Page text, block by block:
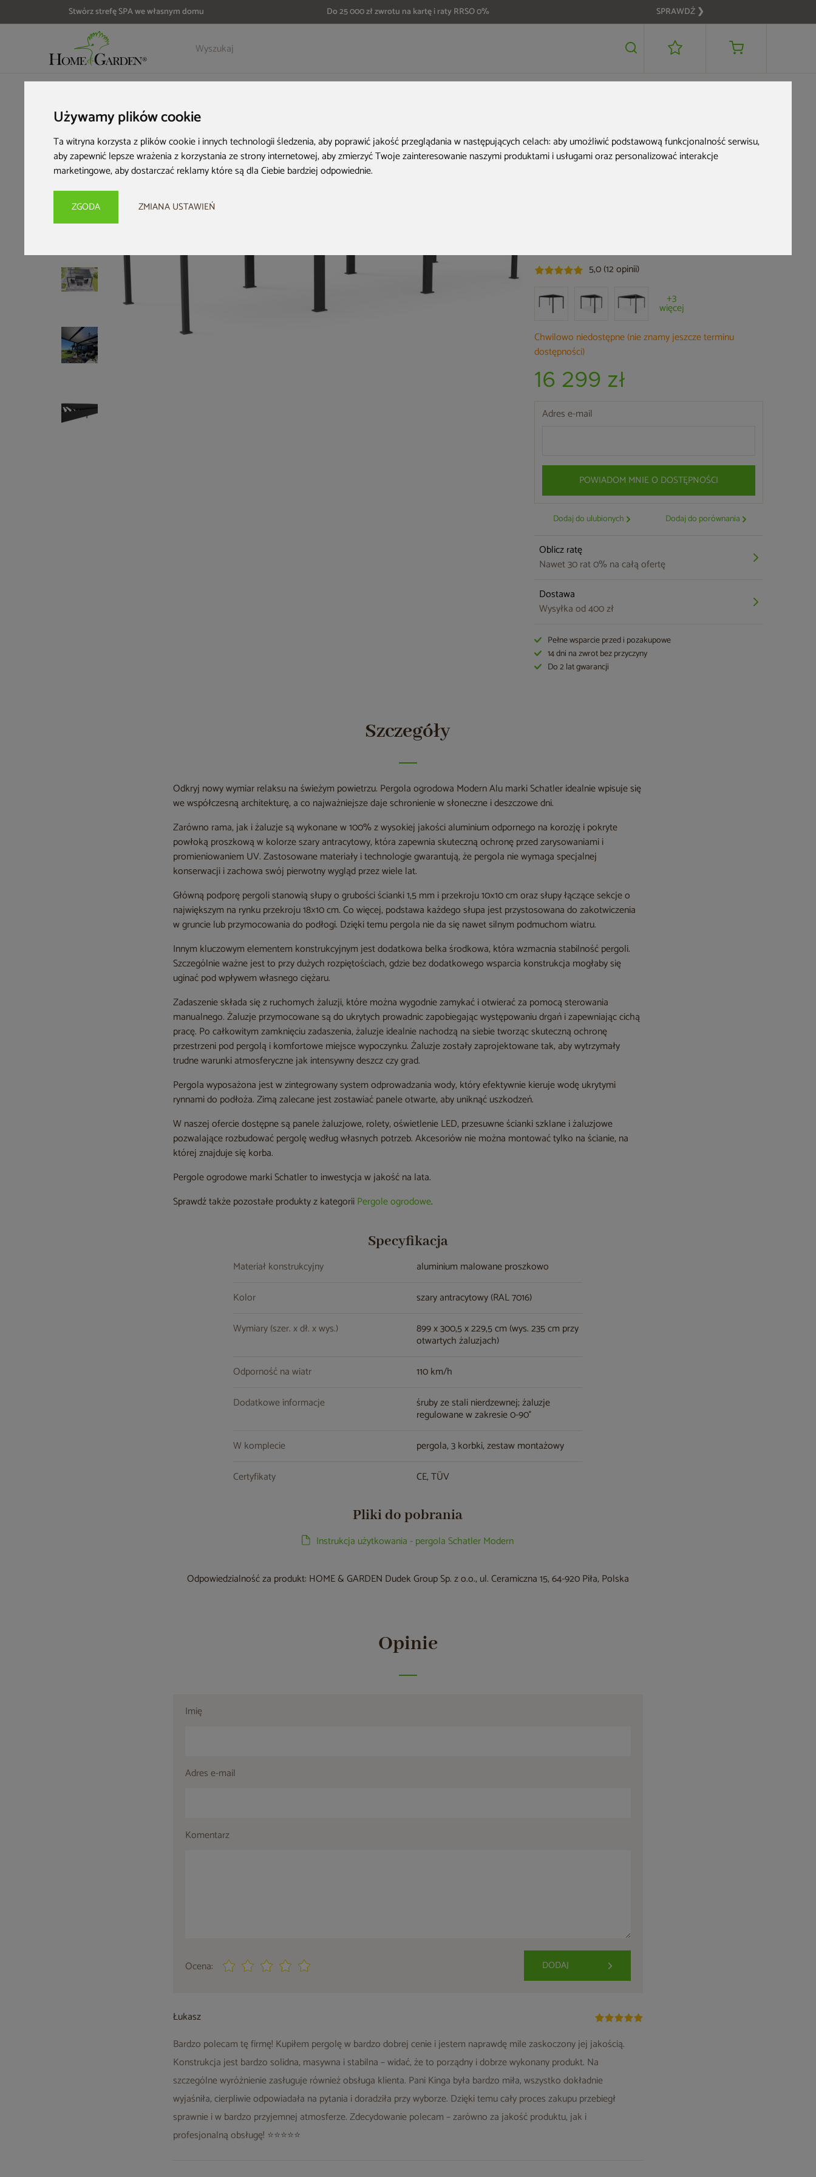
Używamy plików cookie
Ta witryna korzysta z plików cookie i innych technologii śledzenia, aby poprawić jakość przeglądania w następujących celach:aby umożliwić podstawową funkcjonalność serwisu,
aby zapewnić lepsze wrażenia z korzystania ze strony internetowej,aby zmierzyć Twoje zainteresowanie naszymi produktami i usługami oraz personalizować interakcje
marketingowe,aby dostarczać reklamy które są dla Ciebie bardziej odpowiednie.
ZGODA ZMIANA USTAWIEŃ
Stwórz strefę SPA we własnym domu Do 25 000 zł zwrotu na kartę i raty RRSO 0% SPRAWDŹ ❯
Szczegóły Opinie Akcesoria 16 299 zł POWIADOM MNIE
Pergola ogrodowa
5,0 (12 opinii)
+3
więcej
Chwilowo niedostępne (nie znamy jeszcze terminu
dostępności)
16 299 zł
Adres e-mail
POWIADOM MNIE O DOSTĘPNOŚCI
Dodaj do ulubionych Dodaj do porównania
Oblicz ratę
Nawet 30 rat 0% na całą ofertę
Dostawa
Wysyłka od 400 zł
Pełne wsparcie przed i pozakupowe
14 dni na zwrot bez przyczyny
Do 2 lat gwarancji
Szczegóły
Odkryj nowy wymiar relaksu na świeżym powietrzu. Pergola ogrodowa Modern Alu marki Schatler idealnie wpisuje się
we współczesną architekturę, a co najważniejsze daje schronienie w słoneczne i deszczowe dni.
Zarówno rama, jak i żaluzje są wykonane w 100% z wysokiej jakości aluminium odpornego na korozję i pokryte
powłoką proszkową w kolorze szary antracytowy, która zapewnia skuteczną ochronę przed zarysowaniami i
promieniowaniem UV. Zastosowane materiały i technologie gwarantują, że pergola nie wymaga specjalnej
konserwacji i zachowa swój pierwotny wygląd przez wiele lat.
Główną podporę pergoli stanowią słupy o grubości ścianki 1,5 mm i przekroju 10×10 cm oraz słupy łączące sekcje o
największym na rynku przekroju 18×10 cm. Co więcej, podstawa każdego słupa jest przystosowana do zakotwiczenia
w gruncie lub przymocowania do podłogi. Dzięki temu pergola nie da się nawet silnym podmuchom wiatru.
Innym kluczowym elementem konstrukcyjnym jest dodatkowa belka środkowa, która wzmacnia stabilność pergoli.
Szczególnie ważne jest to przy dużych rozpiętościach, gdzie bez dodatkowego wsparcia konstrukcja mogłaby się
uginać pod wpływem własnego ciężaru.
Zadaszenie składa się z ruchomych żaluzji, które można wygodnie zamykać i otwierać za pomocą sterowania
manualnego. Żaluzje przymocowane są do ukrytych prowadnic zapobiegając występowaniu drgań i zapewniając cichą
pracę. Po całkowitym zamknięciu zadaszenia, żaluzje idealnie nachodzą na siebie tworząc skuteczną ochronę
przestrzeni pod pergolą i komfortowe miejsce wypoczynku. Żaluzje zostały zaprojektowane tak, aby wytrzymały
trudne warunki atmosferyczne jak intensywny deszcz czy grad.
Pergola wyposażona jest w zintegrowany system odprowadzania wody, który efektywnie kieruje wodę ukrytymi
rynnami do podłoża. Zimą zalecane jest zostawiać panele otwarte, aby uniknąć uszkodzeń.
W naszej ofercie dostępne są panele żaluzjowe, rolety, oświetlenie LED, przesuwne ścianki szklane i żaluzjowe
pozwalające rozbudować pergolę według własnych potrzeb. Akcesoriów nie można montować tylko na ścianie, na
której znajduje się korba.
Pergole ogrodowe marki Schatler to inwestycja w jakość na lata.
Sprawdź także pozostałe produkty z kategoriiPergole ogrodowe.
Specyfikacja
Materiał konstrukcyjny
aluminium malowane proszkowo
Kolor
szary antracytowy (RAL 7016)
Wymiary (szer. x dł. x wys.)
899 x 300,5 x 229,5 cm (wys. 235 cm przy
otwartych żaluzjach)
Odporność na wiatr
110 km/h
Dodatkowe informacje
śruby ze stali nierdzewnej; żaluzje
regulowane w zakresie 0-90°
W komplecie
pergola, 3 korbki, zestaw montażowy
Certyfikaty
CE, TÜV
Pliki do pobrania
Instrukcja użytkowania - pergola Schatler Modern
Odpowiedzialność za produkt: HOME & GARDEN Dudek Group Sp. z o.o., ul. Ceramiczna 15, 64-920 Piła, Polska
Opinie
Imię
Adres e-mail
Komentarz
Ocena: DODAJ
Łukasz
Bardzo polecam tę firmę! Kupiłem pergolę w bardzo dobrej cenie i jestem naprawdę mile zaskoczony jej jakością.
Konstrukcja jest bardzo solidna, masywna i stabilna – widać, że to porządny i dobrze wykonany produkt. Na
szczególne wyróżnienie zasługuje również obsługa klienta. Pani Kinga była bardzo miła, wszystko dokładnie
wyjaśniła, cierpliwie odpowiadała na pytania i doradziła przy wyborze. Dzięki temu cały proces zakupu przebiegł
sprawnie i w bardzo przyjemnej atmosferze. Zdecydowanie polecam – zarówno za jakość produktu, jak i
profesjonalną obsługę! ⭐⭐⭐⭐⭐